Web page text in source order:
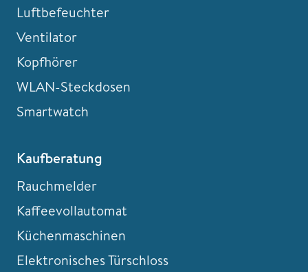
Luftbefeuchter
Ventilator
Kopfhörer
WLAN-Steckdosen
Smartwatch
Kaufberatung
Rauchmelder
Kaffeevollautomat
Küchenmaschinen
Elektronisches Türschloss